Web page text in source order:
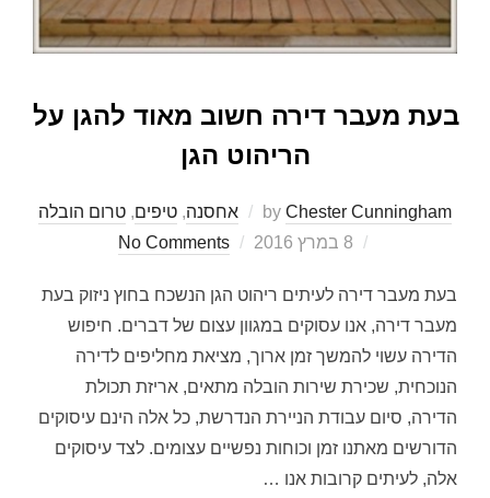
בעת מעבר דירה חשוב מאוד להגן על
הריהוט הגן
by Chester Cunningham אחסנה, טיפים, טרום הובלה
Posted
8 במרץ 2016 No Comments
בעת מעבר דירה לעיתים ריהוט הגן הנשכח בחוץ ניזוק בעת
מעבר דירה, אנו עסוקים במגוון עצום של דברים. חיפוש
הדירה עשוי להמשך זמן ארוך, מציאת מחליפים לדירה
הנוכחית, שכירת שירות הובלה מתאים, אריזת תכולת
הדירה, סיום עבודת הניירת הנדרשת, כל אלה הינם עיסוקים
הדורשים מאתנו זמן וכוחות נפשיים עצומים. לצד עיסוקים
אלה, לעיתים קרובות אנו …